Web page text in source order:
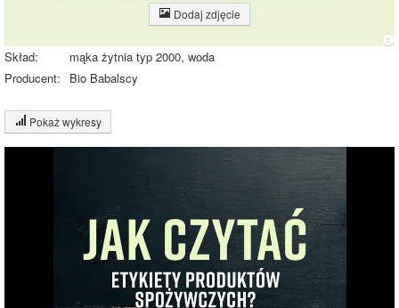
Dodaj zdjęcie
Skład:
mąka żytnia typ 2000, woda
Producent:
Bio Babalscy
Pokaż wykresy
Wykres składu produktu
Pozostałe (18%)